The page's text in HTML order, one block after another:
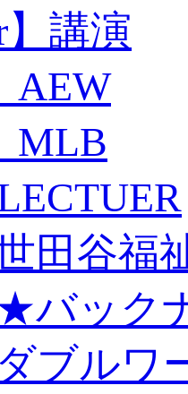
】講演
AEW
MLB
田谷福
★バック
ブルワ